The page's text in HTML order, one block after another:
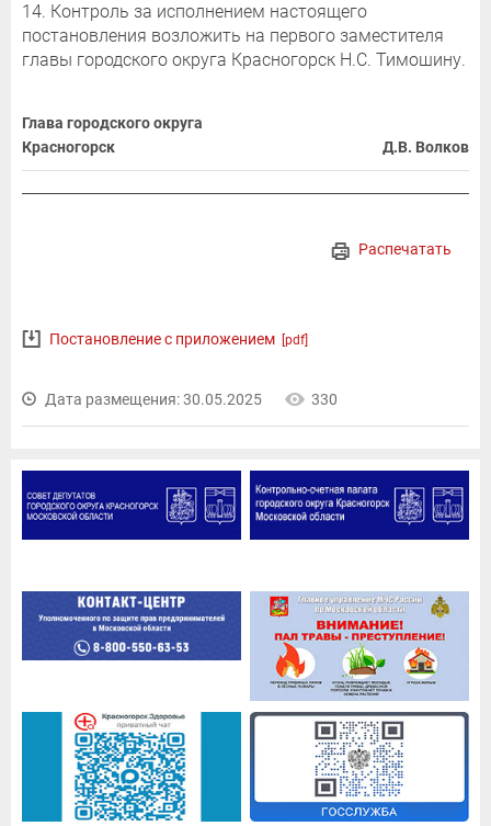
14. Контроль за исполнением настоящего
постановления возложить на первого заместителя
главы городского округа Красногорск Н.С. Тимошину.
Глава городского округа
Красногорск
Д.В. Волков
Распечатать
Постановление с приложением [pdf]
Дата размещения: 30.05.2025 330